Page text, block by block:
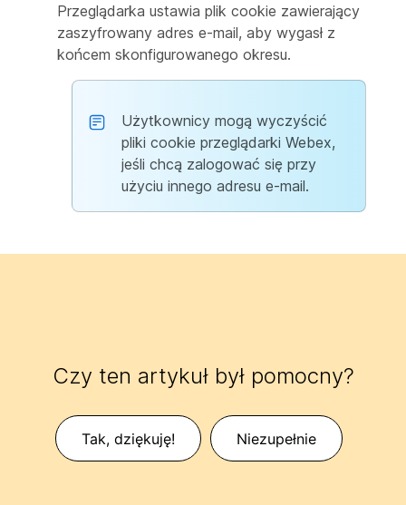
Przeglądarka ustawia plik cookie zawierający
zaszyfrowany adres e-mail, aby wygasł z
końcem skonfigurowanego okresu.
Użytkownicy mogą wyczyścić
pliki cookie przeglądarki Webex,
jeśli chcą zalogować się przy
użyciu innego adresu e-mail.
Czy ten artykuł był pomocny?
Tak, dziękuję! Niezupełnie